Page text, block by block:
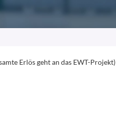
Erlös geht an das EWT-Projekt)